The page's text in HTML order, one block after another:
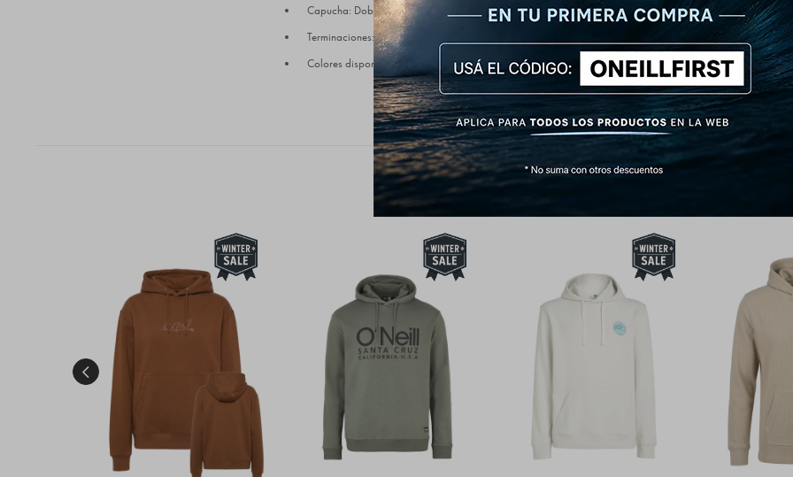
Capucha: Doble forro para mejor calce y estructura.
Terminaciones: Puños y cintura de rib elástico de alta densidad.
Colores disponibles: Azul Acero, Beige Arena, Negro y Rojo oscuro.
Productos que te pueden interesar
